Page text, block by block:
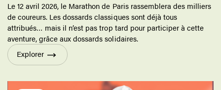
Le 12 avril 2026, le Marathon de Paris rassemblera des milliers
de coureurs. Les dossards classiques sont déjà tous
attribués… mais il n’est pas trop tard pour participer à cette
aventure, grâce aux dossards solidaires.
Explorer